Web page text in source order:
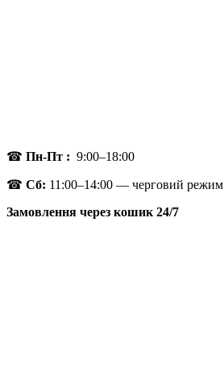
☎ Пн-Пт : 9:00–18:00
☎ Сб: 11:00–14:00 — черговий режим
Замовлення через кошик 24/7